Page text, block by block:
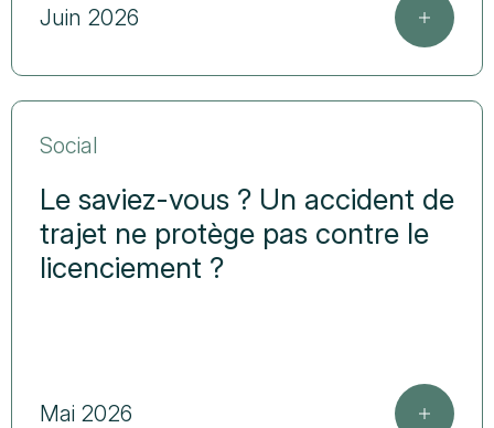
Juin 2026
Social
Le saviez-vous ? Un accident de
trajet ne protège pas contre le
licenciement ?
Mai 2026